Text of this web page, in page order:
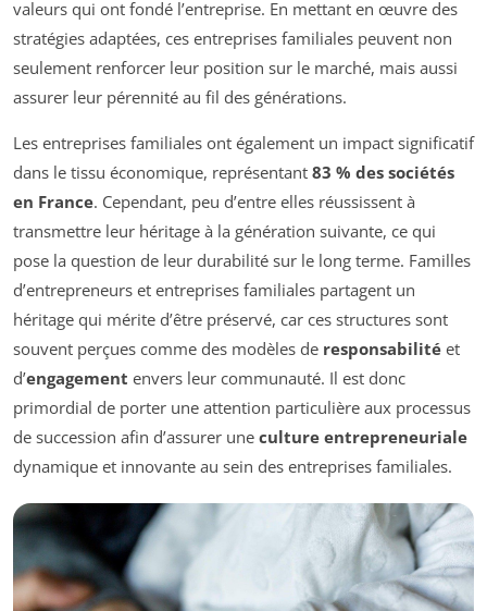
valeurs qui ont fondé l’entreprise. En mettant en œuvre des
stratégies adaptées, ces entreprises familiales peuvent non
seulement renforcer leur position sur le marché, mais aussi
assurer leur pérennité au fil des générations.
Les entreprises familiales ont également un impact significatif
dans le tissu économique, représentant 83 % des sociétés
en France. Cependant, peu d’entre elles réussissent à
transmettre leur héritage à la génération suivante, ce qui
pose la question de leur durabilité sur le long terme. Familles
d’entrepreneurs et entreprises familiales partagent un
héritage qui mérite d’être préservé, car ces structures sont
souvent perçues comme des modèles de responsabilité et
d’engagement envers leur communauté. Il est donc
primordial de porter une attention particulière aux processus
de succession afin d’assurer une culture entrepreneuriale
dynamique et innovante au sein des entreprises familiales.